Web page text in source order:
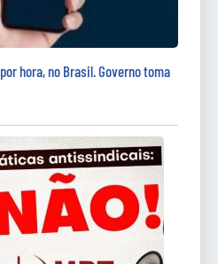
hora, no Brasil. Governo toma